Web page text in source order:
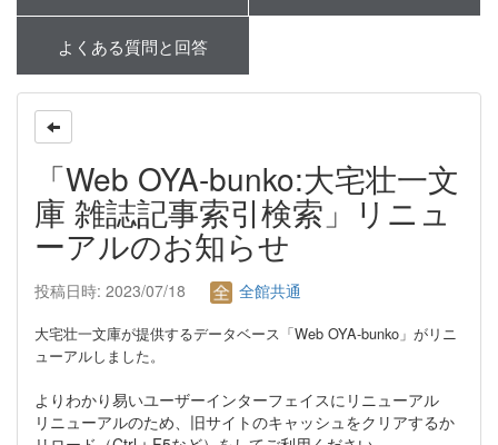
よくある質問と回答
「Web OYA-bunko:大宅壮一文
庫 雑誌記事索引検索」リニュ
ーアルのお知らせ
投稿日時: 2023/07/18 全館共通
大宅壮一文庫が提供するデータベース「Web OYA-bunko」がリニ
ューアルしました。
よりわかり易いユーザーインターフェイスにリニューアル
リニューアルのため、旧サイトのキャッシュをクリアするか